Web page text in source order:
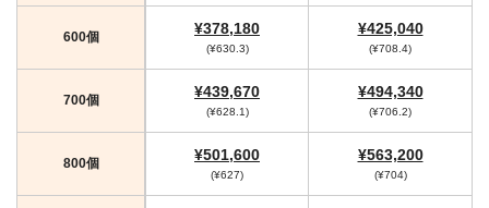
600個 ¥378,180
(¥630.3)
¥425,040
(¥708.4)
700個 ¥439,670
(¥628.1)
¥494,340
(¥706.2)
800個 ¥501,600
(¥627)
¥563,200
(¥704)